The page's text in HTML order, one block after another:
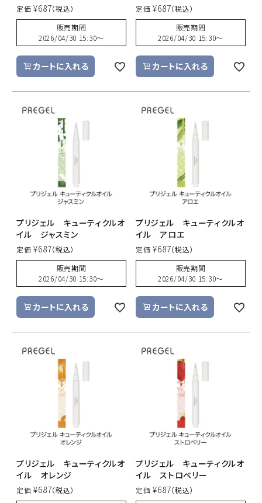
定価 ¥687
販売期間
2026/04/30 15:30〜
カートに入れる
定価 ¥687
販売期間
2026/04/30 15:30〜
カートに入れる
プリジェル キューティクルオ
イル ジャスミン
定価 ¥687
販売期間
2026/04/30 15:30〜
カートに入れる
プリジェル キューティクルオ
イル アロエ
定価 ¥687
販売期間
2026/04/30 15:30〜
カートに入れる
プリジェル キューティクルオ
イル オレンジ
定価 ¥687
プリジェル キューティクルオ
イル ストロベリー
定価 ¥687